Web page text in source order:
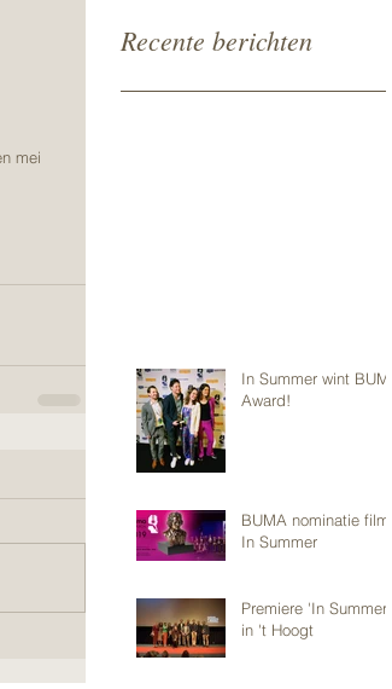
Recente berichten
In Summer wint BUMA
Award!
BUMA nominatie film
In Summer
Premiere 'In Summer'
in 't Hoogt